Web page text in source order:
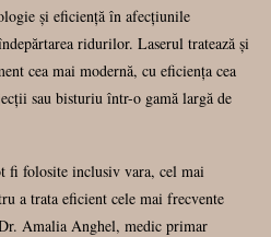
şi eficienţă în afecţiunile
ridurilor. Laserul tratează şi
cea mai modernă, cu eficienţa cea
sau bisturiu într-o gamă largă de
fi folosite inclusiv vara, cel mai
a trata eficient cele mai frecvente
Amalia Anghel, medic primar